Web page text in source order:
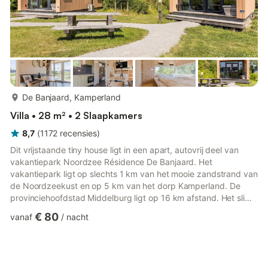
De Banjaard, Kamperland
Villa • 28 m² • 2 Slaapkamers
8,7 (1172 recensies)
Dit vrijstaande tiny house ligt in een apart, autovrij deel van
vakantiepark Noordzee Résidence De Banjaard. Het
vakantiepark ligt op slechts 1 km van het mooie zandstrand van
de Noordzeekust en op 5 km van het dorp Kamperland. De
provinciehoofdstad Middelburg ligt op 16 km afstand. Het slim
kleine accommodatie, maar volledig uitgerust. Er is voldoende
vanaf € 80 / nacht